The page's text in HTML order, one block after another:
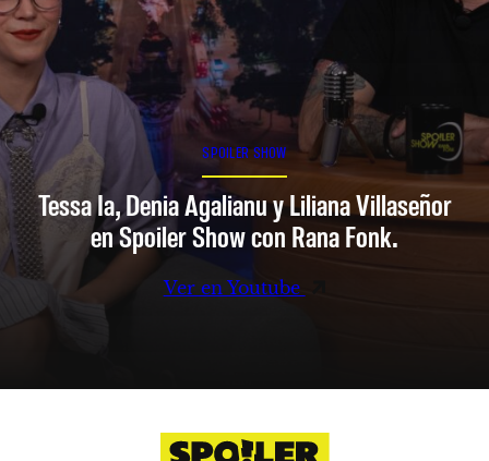
SPOILER SHOW
Tessa Ia, Denia Agalianu y Liliana Villaseñor
en Spoiler Show con Rana Fonk.
Ver en Youtube